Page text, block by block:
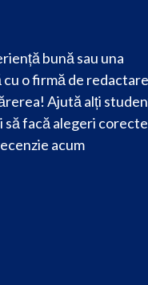
bună sau una
o firmă de
Ajută alți
să facă alegeri
acum